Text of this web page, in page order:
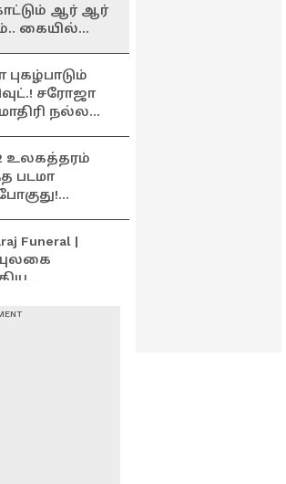
ஆர் ஆர்
புகழ்பாடும்
சரோஜா
நல்ல
நடிகர்கள்
உலகத்தரம்
படமா
💥
Funeral |